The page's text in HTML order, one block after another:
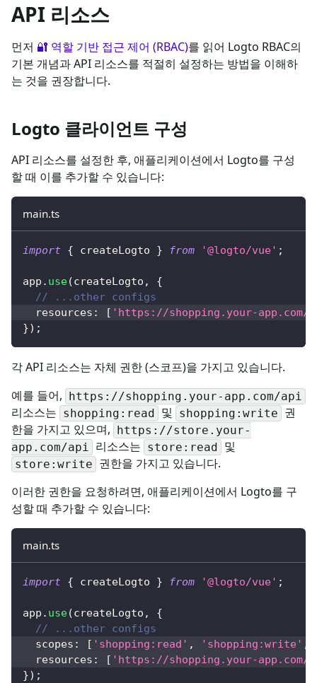
API 리소스
먼저 🔐 역할 기반 접근 제어 (RBAC)를 읽어 Logto RBAC의
기본 개념과 API 리소스를 적절히 설정하는 방법을 이해하
는 것을 권장합니다.
Logto 클라이언트 구성
API 리소스를 설정한 후, 애플리케이션에서 Logto를 구성
할 때 이를 추가할 수 있습니다:
main.ts
import { createLogto } from '@logto/vue' ;
app . use(createLogto ,
{
// ...other configs
  resources
: [ 'https://shopping.your-app.com/
}) ;
각 API 리소스는 자체 권한 (스코프)을 가지고 있습니다.
예를 들어, https://shopping.your-app.com/api
리소스는 shopping:read 및 shopping:write 권
한을 가지고 있으며, https://store.your-
app.com/api
리소스는 store:read 및
store:write 권한을 가지고 있습니다.
이러한 권한을 요청하려면, 애플리케이션에서 Logto를 구
성할 때 추가할 수 있습니다:
main.ts
import { createLogto } from '@logto/vue' ;
app . use(createLogto ,
{
// ...other configs
  scopes
: [ 'shopping:read' , 'shopping:write' ,
  resources
: [ 'https://shopping.your-app.com/
}) ;